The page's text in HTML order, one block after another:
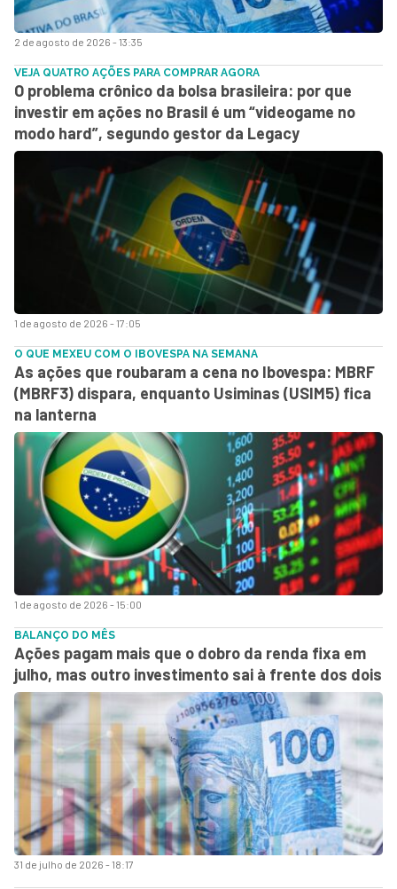
2 de agosto de 2026 - 13:35
1 de agosto de 2026 - 17:05
VEJA QUATRO AÇÕES PARA COMPRAR AGORA
O problema crônico da bolsa brasileira: por que
investir em ações no Brasil é um “videogame no
modo hard”, segundo gestor da Legacy
1 de agosto de 2026 - 15:00
O QUE MEXEU COM O IBOVESPA NA SEMANA
As ações que roubaram a cena no Ibovespa: MBRF
(MBRF3) dispara, enquanto Usiminas (USIM5) fica
na lanterna
31 de julho de 2026 - 18:17
BALANÇO DO MÊS
Ações pagam mais que o dobro da renda fixa em
julho, mas outro investimento sai à frente dos dois